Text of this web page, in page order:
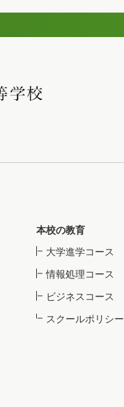
本校の教育
大学進学コース
情報処理コース
ビジネスコース
スクールポリシー